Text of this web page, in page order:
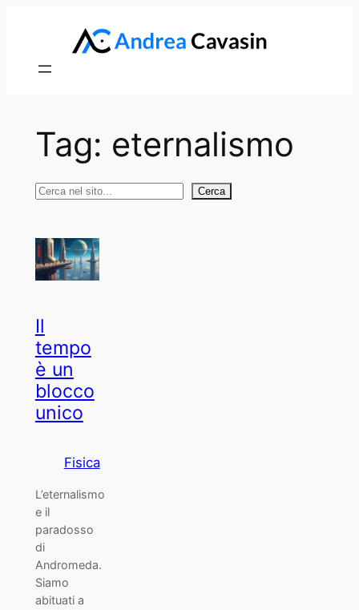
Tag: eternalismo
Cerca Cerca
Il
tempo
è un
blocco
unico
Fisica
L’eternalismo
e il
paradosso
di
Andromeda.
Siamo
abituati a